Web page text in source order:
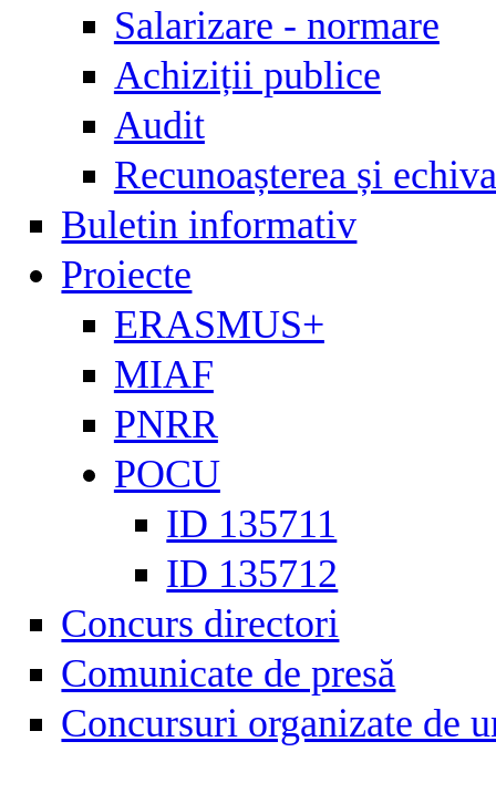
Salarizare - normare
Achiziții publice
Audit
Recunoașterea și
Buletin informativ
Proiecte
ERASMUS+
MIAF
PNRR
POCU
ID 135711
ID 135712
Concurs directori
Comunicate de presă
Concursuri organizate de